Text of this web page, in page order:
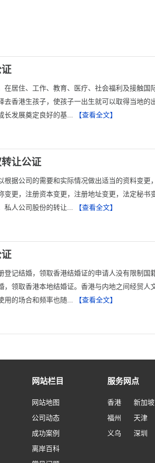
在居住、工作、教育、医疗、社会福利及接触国
去香港生孩子，使孩子一出生就可以取得当地的
长发展奠定良好的基...
【查看全文】
让公证
根据公司的需要和实际情况做出适当的资料变更
变更，注册资本变更，注册地址变更，法定秘书
私人公司股份的转让...
【查看全文】
登记结婚，领取香港结婚证的申请人没有限制国
，领取香港本地结婚证。香港与内地之间经贸人
用的场合和频率也随...
【查看全文】
网站栏目
网站地图
公司动态
成功案例
离岸百科
服务网点
香港 新加坡
福州
天津
义乌
深圳